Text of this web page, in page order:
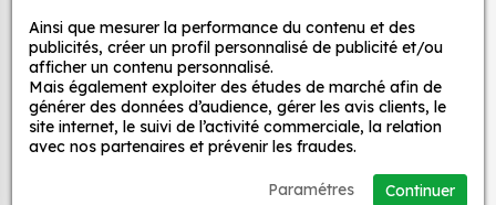
Une grande variété de motifs et de couleurs :
nos JDM Pig casquette sont disponibles dans
une large gamme de motifs et de couleurs, ce
qui vous permet de trouver le sticker parfait
pour votre décoration.
Une installation facile : nos stickers sont faciles
MPA Déco
Nos services
Ainsi que mesurer la performance du contenu et des
publicités, créer un profil personnalisé de publicité et/ou
afficher un contenu personnalisé.
Mais également exploiter des études de marché afin de
générer des données d’audience, gérer les avis clients, le
site internet, le suivi de l’activité commerciale, la relation
avec nos partenaires et prévenir les fraudes.
Continuer
Paramétres